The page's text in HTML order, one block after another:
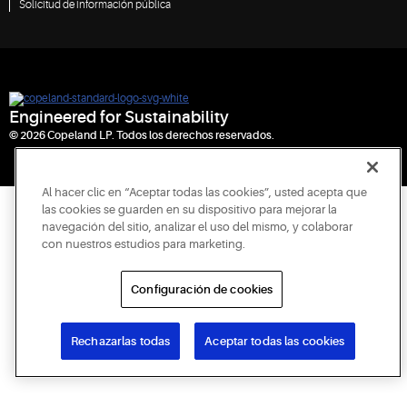
Solicitud de información pública
Engineered for Sustainability
© 2026 Copeland LP. Todos los derechos reservados.
Al hacer clic en “Aceptar todas las cookies”, usted acepta que
las cookies se guarden en su dispositivo para mejorar la
navegación del sitio, analizar el uso del mismo, y colaborar
con nuestros estudios para marketing.
Configuración de cookies
Rechazarlas todas Aceptar todas las cookies